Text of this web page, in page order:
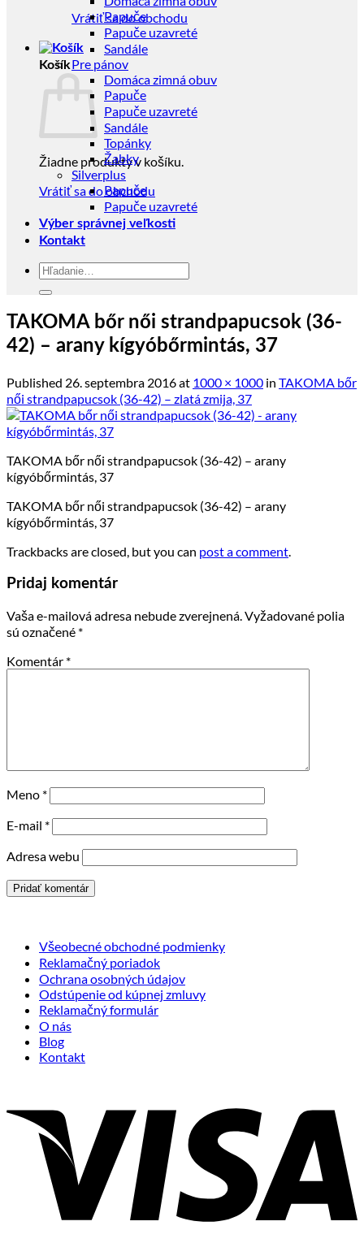
Vrátiť sa do obchodu
Košík
Žiadne produkty v košíku.
Vrátiť sa do obchodu
Papuče
Papuče uzavreté
Sandále
Pre pánov
Domáca zimná obuv
Papuče
Papuče uzavreté
Sandále
Topánky
Žabky
Silverplus
Papuče
Papuče uzavreté
Výber správnej veľkosti
Kontakt
Hľadať:
TAKOMA bőr női strandpapucsok (36-
42) – arany kígyóbőrmintás, 37
Published 26. septembra 2016at 1000 × 1000 in TAKOMA bőr
női strandpapucsok (36-42) – zlatá zmija, 37
TAKOMA bőr női strandpapucsok (36-42) – arany
kígyóbőrmintás, 37
TAKOMA bőr női strandpapucsok (36-42) – arany
kígyóbőrmintás, 37
Trackbacks are closed, but you can post a comment.
Pridaj komentár
Vaša e-mailová adresa nebude zverejnená.Vyžadované polia
sú označené *
Komentár *
Meno *
E-mail *
Adresa webu
Všeobecné obchodné podmienky
Reklamačný poriadok
Ochrana osobných údajov
Odstúpenie od kúpnej zmluvy
Reklamačný formulár
O nás
Blog
Kontakt